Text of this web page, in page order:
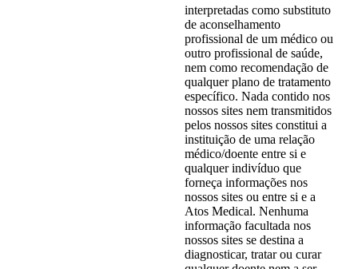
interpretadas como substituto
de aconselhamento
profissional de um médico ou
outro profissional de saúde,
nem como recomendação de
qualquer plano de tratamento
específico. Nada contido nos
nossos sites nem transmitidos
pelos nossos sites constitui a
instituição de uma relação
médico/doente entre si e
qualquer indivíduo que
forneça informações nos
nossos sites ou entre si e a
Atos Medical. Nenhuma
informação facultada nos
nossos sites se destina a
diagnosticar, tratar ou curar